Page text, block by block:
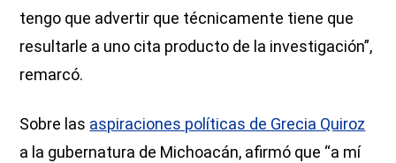
tengo que advertir que técnicamente tiene que
resultarle a uno cita producto de la investigación”,
remarcó.
Sobre las aspiraciones políticas de Grecia Quiroz
a la gubernatura de Michoacán, afirmó que “a mí